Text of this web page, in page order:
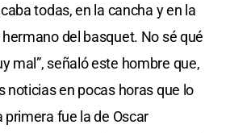
todas, en la cancha y en la
del basquet. No sé qué
mal”, señaló este hombre que,
noticias en pocas horas que lo
primera fue la de Oscar